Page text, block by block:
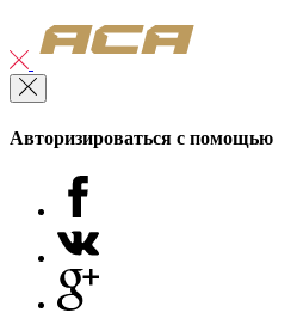
Авторизироваться с помощью